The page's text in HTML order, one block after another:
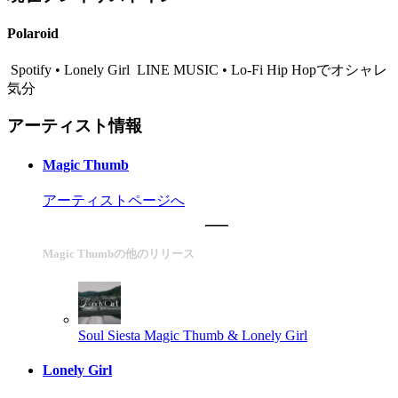
Polaroid
Spotify • Lonely Girl LINE MUSIC • Lo-Fi Hip Hopでオシャレ
気分
アーティスト情報
Magic Thumb
アーティストページへ
Magic Thumbの他のリリース
Soul Siesta Magic Thumb & Lonely Girl
Lonely Girl